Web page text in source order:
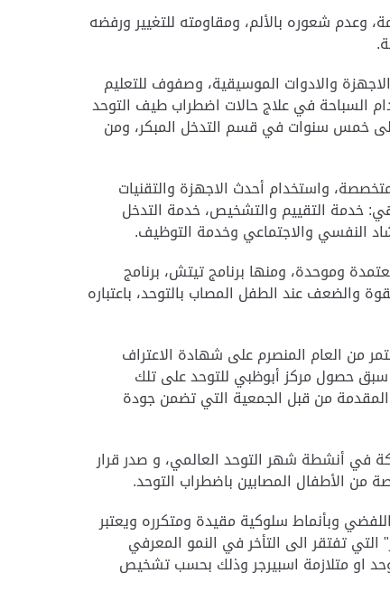
وعدم شعوره بالألم، ومقاومته للتغيير ورفضه
والادوات الموسيقية، وصفوف للتعليم
السباحة في علاج حالات اضطراب طيف التوحد
خمس سنوات في قسم التدخل المبكر، ومن
واستخدام أحدث الاجهزة والتقنيات
خدمة التقييم والتشخيص، خدمة التدخل
النفسي والاجتماعي وخدمة التوظيف.
وموحدة، ومنها برنامج تيتش، برنامج
والضعف عند الطفل المصاب بالتوحد، باعتباره
من العام المنصرم على شهادة الاعتراف
سبق حصول مركز أبوظبي للتوحد على تلك
المقدمة من قبل الجمعية التي تضمن جودة
15 تدخل مبكر، ونحرص سنوياً على المشاركة في أنشطة شهر التوحد العالمي، و صدر قرار
وبأنماط سلوكية مقيدة ومتكرره ويعتبر
تفتقر الى التأخر في النمو المعرفي
او متلازمة اسبيرجر وذلك بحسب تشخيص